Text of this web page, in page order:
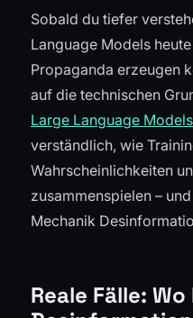
Sobald du tiefer
Language Models
Propaganda erzeugen
auf die technischen
Large Language
verständlich, wie
Wahrscheinlichkeiten
zusammenspielen –
Mechanik
Reale Fälle: Wo